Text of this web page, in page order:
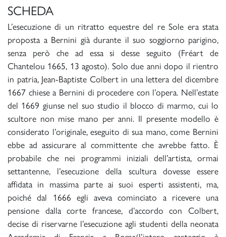
SCHEDA
L’esecuzione di un ritratto equestre del re Sole era stata
proposta a Bernini già durante il suo soggiorno parigino,
senza però che ad essa si desse seguito (Fréart de
Chantelou 1665, 13 agosto). Solo due anni dopo il rientro
in patria, Jean-Baptiste Colbert in una lettera del dicembre
1667 chiese a Bernini di procedere con l’opera. Nell’estate
del 1669 giunse nel suo studio il blocco di marmo, cui lo
scultore non mise mano per anni. Il presente modello è
considerato l’originale, eseguito di sua mano, come Bernini
ebbe ad assicurare al committente che avrebbe fatto. È
probabile che nei programmi iniziali dell’artista, ormai
settantenne, l’esecuzione della scultura dovesse essere
affidata in massima parte ai suoi esperti assistenti, ma,
poiché dal 1666 egli aveva cominciato a ricevere una
pensione dalla corte francese, d’accordo con Colbert,
decise di riservarne l’esecuzione agli studenti della neonata